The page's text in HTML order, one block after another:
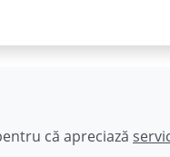
că apreciază